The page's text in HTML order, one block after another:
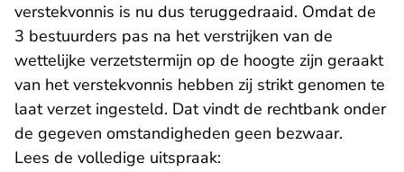
verstekvonnis is nu dus teruggedraaid. Omdat de
3 bestuurders pas na het verstrijken van de
wettelijke verzetstermijn op de hoogte zijn geraakt
van het verstekvonnis hebben zij strikt genomen te
laat verzet ingesteld. Dat vindt de rechtbank onder
de gegeven omstandigheden geen bezwaar.
Lees de volledige uitspraak: